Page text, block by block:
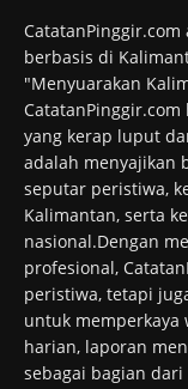
berbasis di
"Menyuarakan
yang kerap luput
adalah menyajikan
seputar peristiwa,
Kalimantan, serta
nasional.Dengan
profesional,
peristiwa, tetapi
untuk memperkaya
harian, laporan
sebagai bagian